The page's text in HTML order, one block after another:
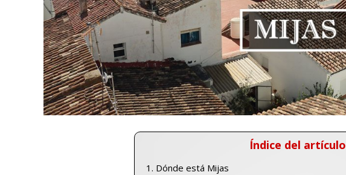
Índice del artículo
Dónde está Mijas